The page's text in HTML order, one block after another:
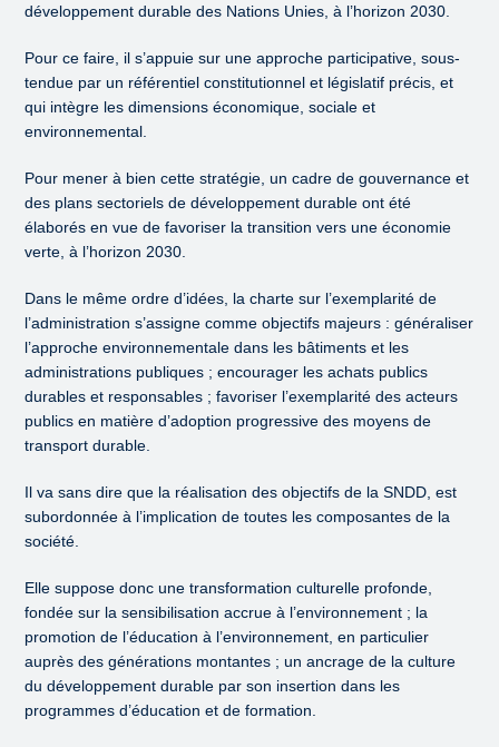
développement durable des Nations Unies, à l’horizon 2030.
Pour ce faire, il s’appuie sur une approche participative, sous-
tendue par un référentiel constitutionnel et législatif précis, et
qui intègre les dimensions économique, sociale et
environnemental.
Pour mener à bien cette stratégie, un cadre de gouvernance et
des plans sectoriels de développement durable ont été
élaborés en vue de favoriser la transition vers une économie
verte, à l’horizon 2030.
Dans le même ordre d’idées, la charte sur l’exemplarité de
l’administration s’assigne comme objectifs majeurs : généraliser
l’approche environnementale dans les bâtiments et les
administrations publiques ; encourager les achats publics
durables et responsables ; favoriser l’exemplarité des acteurs
publics en matière d’adoption progressive des moyens de
transport durable.
Il va sans dire que la réalisation des objectifs de la SNDD, est
subordonnée à l’implication de toutes les composantes de la
société.
Elle suppose donc une transformation culturelle profonde,
fondée sur la sensibilisation accrue à l’environnement ; la
promotion de l’éducation à l’environnement, en particulier
auprès des générations montantes ; un ancrage de la culture
du développement durable par son insertion dans les
programmes d’éducation et de formation.